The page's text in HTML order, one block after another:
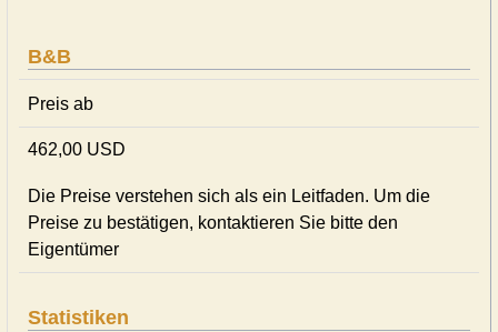
B&B
Preis ab
462,00 USD
Die Preise verstehen sich als ein Leitfaden. Um die
Preise zu bestätigen, kontaktieren Sie bitte den
Eigentümer
Statistiken